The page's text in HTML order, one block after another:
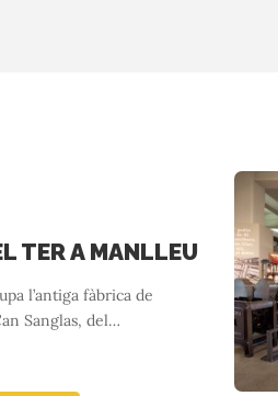
TER A MANLLEU
l’antiga fàbrica de
Sanglas, del…